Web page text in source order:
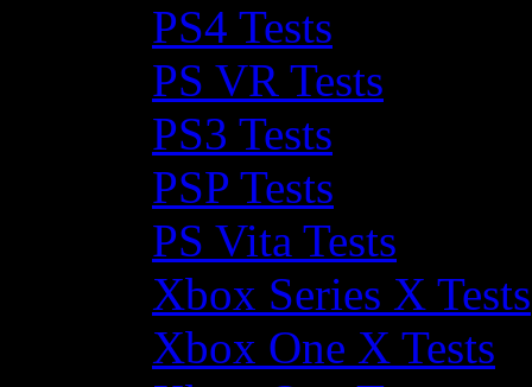
PS4 Tests
PS VR Tests
PS3 Tests
PSP Tests
PS Vita Tests
Xbox Series X Tests
Xbox One X Tests